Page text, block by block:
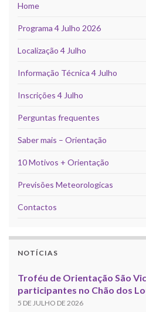
Home
Programa 4 Julho 2026
Localização 4 Julho
Informação Técnica 4 Julho
Inscrições 4 Julho
Perguntas frequentes
Saber mais – Orientação
10 Motivos + Orientação
Previsões Meteorologicas
Contactos
NOTÍCIAS
Troféu de Orientação São
participantes no Chão dos
5 DE JULHO DE 2026